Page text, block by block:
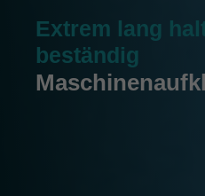
Extrem lang
beständig